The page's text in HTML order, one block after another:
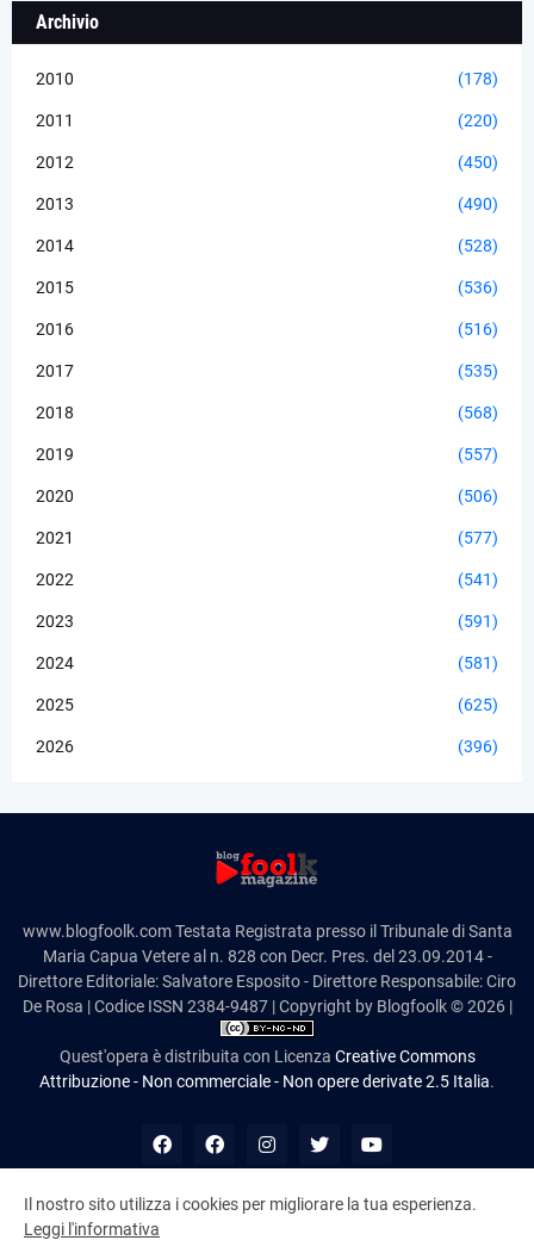
Archivio
2010 (178)
2011 (220)
2012 (450)
2013 (490)
2014 (528)
2015 (536)
2016 (516)
2017 (535)
2018 (568)
2019 (557)
2020 (506)
2021 (577)
2022 (541)
2023 (591)
2024 (581)
2025 (625)
2026 (396)
www.blogfoolk.com Testata Registrata presso il Tribunale di Santa
Maria Capua Vetere al n. 828 con Decr. Pres. del 23.09.2014 -
Direttore Editoriale: Salvatore Esposito - Direttore Responsabile: Ciro
De Rosa | Codice ISSN 2384-9487 | Copyright by Blogfoolk © 2026 |
Quest'opera è distribuita con Licenza Creative Commons
Attribuzione - Non commerciale - Non opere derivate 2.5 Italia.
10,984,490
Il nostro sito utilizza i cookies per migliorare la tua esperienza.
Leggi l'informativa